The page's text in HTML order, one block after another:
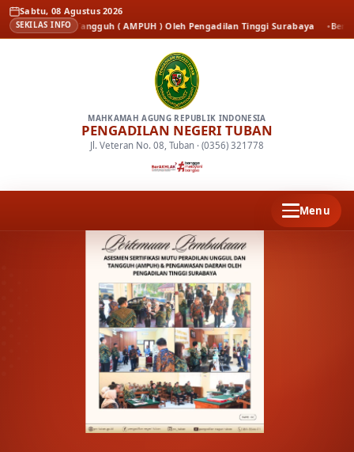
Sabtu, 08 Agustus 2026
SEKILAS INFO
dan Tangguh ( AMPUH ) Oleh Pengadilan Tinggi Surabaya Berita
MAHKAMAH AGUNG REPUBLIK INDONESIA
PENGADILAN NEGERI TUBAN
Jl. Veteran No. 08, Tuban · (0356) 321778
Menu